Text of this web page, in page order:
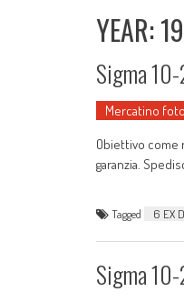
YEAR:
Sigma 10-
Mercatino
Obiettivo come
garanzia.
Tagged 6 EX
Sigma 10-